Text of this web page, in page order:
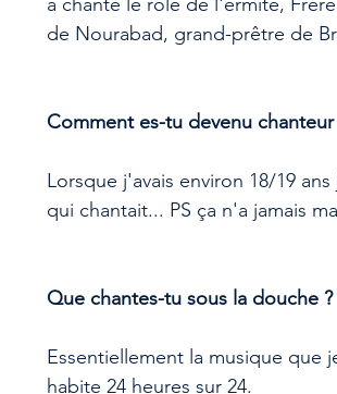
de Nourabad, grand-prêtre de
Comment es-tu devenu chanteur
Lorsque j'avais environ 18/19
qui chantait... PS ça n'a jamais
Que chantes-tu sous la douche ?
Essentiellement la musique que
habite 24 heures sur 24.